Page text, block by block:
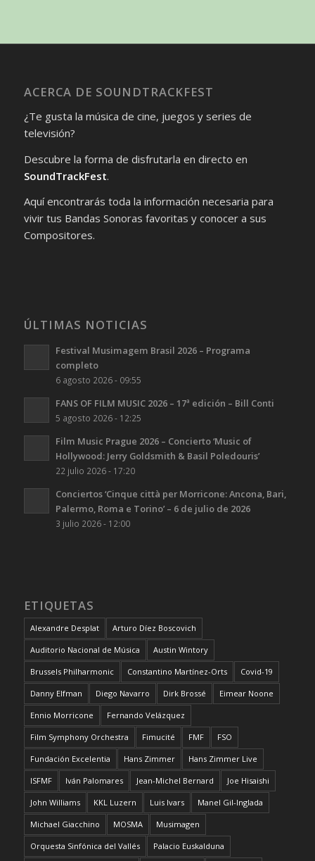
ACERCA DE SOUNDTRACKFEST
¿Te gusta la música de cine, juegos y series de
televisión?
Descubre la forma de disfrutarla en directo en
SoundTrackFest.
Aquí encontrarás toda la información necesaria para
vivir tus Bandas Sonoras favoritas y conocer a sus
Compositores.
ÚLTIMAS NOTICIAS
Festival Musimagem Brasil 2026 – Programa
completo
6 agosto 2026 - 09:55
FANS OF FILM MUSIC 2026 – 17ª edición – Bill Conti
5 agosto 2026 - 12:25
Film Music Prague 2026 – Concierto ‘Music of
Hollywood: Jerry Goldsmith & Basil Poledouris’
22 julio 2026 - 17:20
Conciertos ‘Cinque città per Morricone: Ancona, Bari,
Palermo, Roma e Torino’ – 6 de julio de 2026
3 julio 2026 - 12:00
ETIQUETAS
Alexandre Desplat Arturo Díez Boscovich
Auditorio Nacional de Música Austin Wintory
Brussels Philharmonic Constantino Martínez-Orts Covid-19
Danny Elfman Diego Navarro Dirk Brossé Eimear Noone
Ennio Morricone Fernando Velázquez
Film Symphony Orchestra Fimucité FMF FSO
Fundación Excelentia Hans Zimmer Hans Zimmer Live
ISFMF Iván Palomares Jean-Michel Bernard Joe Hisaishi
John Williams KKL Luzern Luis Ivars Manel Gil-Inglada
Michael Giacchino MOSMA Musimagen
Orquesta Sinfónica del Vallés Palacio Euskalduna